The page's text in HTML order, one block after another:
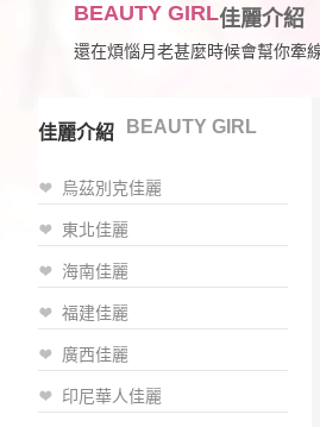
BEAUTY GIRL佳麗介紹
還在煩惱月老甚麼時候會幫你牽
佳麗介紹 BEAUTY GIRL
烏茲別克佳麗
東北佳麗
海南佳麗
福建佳麗
廣西佳麗
印尼華人佳麗